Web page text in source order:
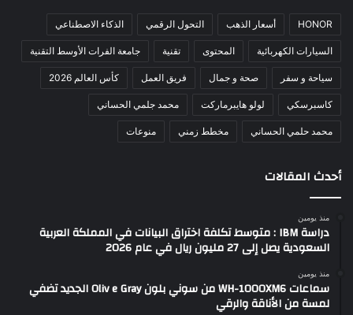
HONOR أسعار الذهب التحول الرقمي الذكاء الاصطناعي
السيارات الكهربائية المحتوى تقنية جامعة الفرات الأوسط التقنية
سياحة و سفر صحة و جمال فريق العمل كأس العالم 2026
كاسبرسكي لولو هايبرماركت محمد جلمي الحساني
محمد حلمي الحساني مخطط زمني منوعات
أحدث المقالات
منذ يومين
دراسة IBM : متوسط تكلفة اختراق البيانات في المملكة العربية
السعودية يصل إلى 27 مليون ريال في عام 2026
منذ يومين
سماعات WH-1000XM6 من سوني بلون Oliv e Gray الجديد تضفي
لمسة من الأناقة والرقي